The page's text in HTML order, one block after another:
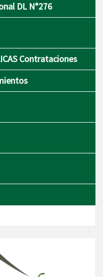
DL N°276
Contrataciones